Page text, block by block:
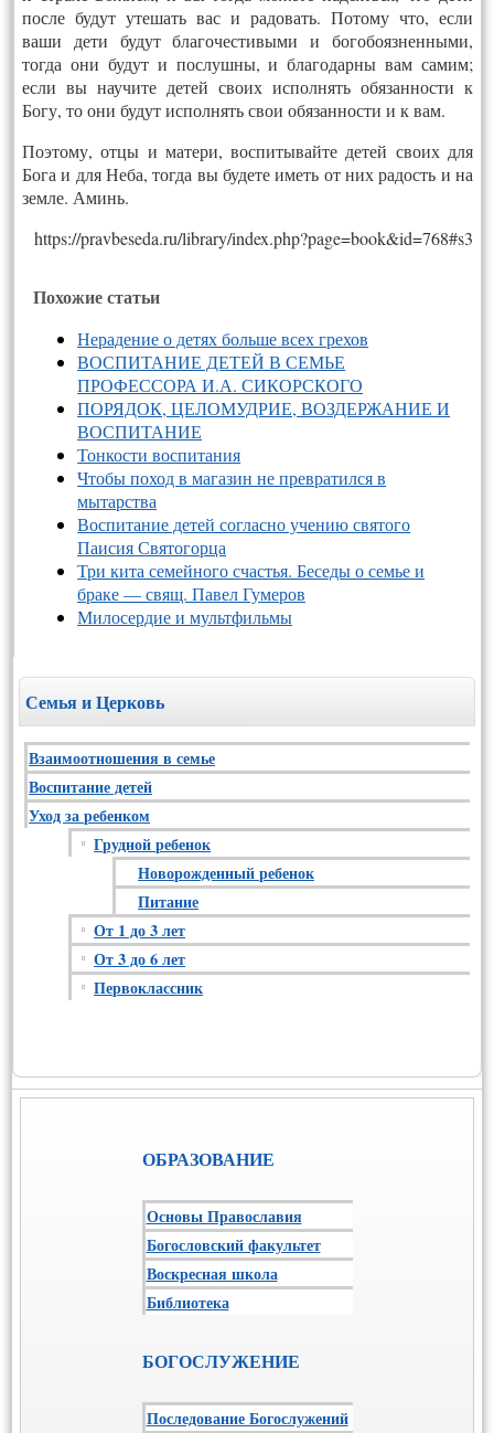
после будут утешать вас и радовать. Потому что, если
ваши дети будут благочестивыми и богобоязненными,
тогда они будут и послушны, и благодарны вам самим;
если вы научите детей своих исполнять обязанности к
Богу, то они будут исполнять свои обязанности и к вам.
Поэтому, отцы и матери, воспитывайте детей своих для
Бога и для Неба, тогда вы будете иметь от них радость и на
земле. Аминь.
https://pravbeseda.ru/library/index.php?page=book&id=768#s3
Похожие статьи
Нерадение о детях больше всех грехов
ВОСПИТАНИЕ ДЕТЕЙ В СЕМЬЕ
ПРОФЕССОРА И.А. СИКОРСКОГО
ПОРЯДОК, ЦЕЛОМУДРИЕ, ВОЗДЕРЖАНИЕ И
ВОСПИТАНИЕ
Тонкости воспитания
Чтобы поход в магазин не превратился в
мытарства
Воспитание детей согласно учению святого
Паисия Святогорца
Три кита семейного счастья. Беседы о семье и
браке — свящ. Павел Гумеров
Милосердие и мультфильмы
Семья и Церковь
Взаимоотношения в семье
Воспитание детей
Уход за ребенком
Грудной ребенок
Новорожденный ребенок
Питание
От 1 до 3 лет
От 3 до 6 лет
Первоклассник
ОБРАЗОВАНИЕ
Основы Православия
Богословский факультет
Воскресная школа
Библиотека
БОГОСЛУЖЕНИЕ
Последование Богослужений